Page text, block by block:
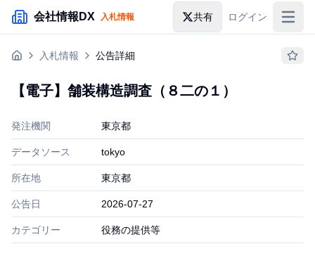
メインコンテンツにスキップ
会社情報DX 入札情報 共有 ログイン
入札情報
企業検索
入札情報 公告詳細
【電子】舗装構造調査（８二の１）
発注機関 東京都
データソース tokyo
所在地 東京都
公告日 2026-07-27
カテゴリー 役務の提供等